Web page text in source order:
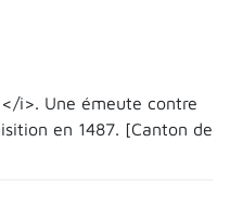
i>. Une émeute contre
en 1487. [Canton de